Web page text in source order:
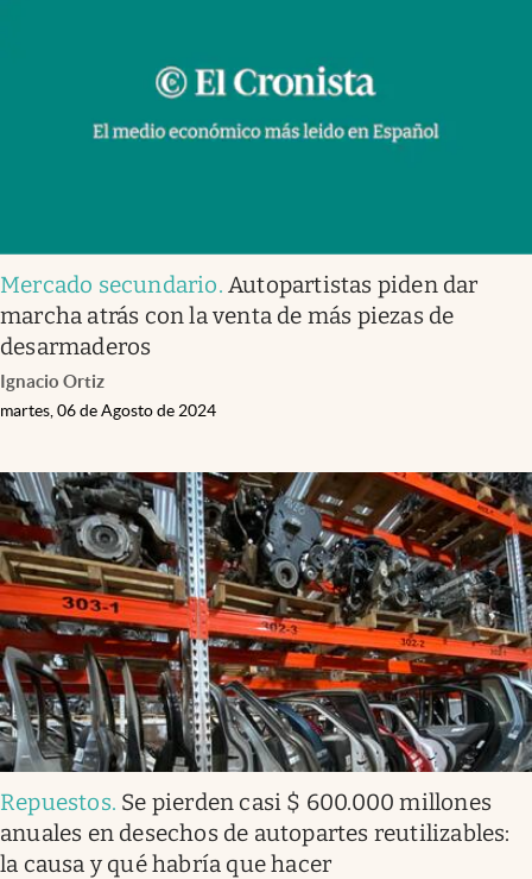
Mercado secundario. Autopartistas piden dar
marcha atrás con la venta de más piezas de
desarmaderos
Ignacio Ortiz
martes, 06 de Agosto de 2024
Repuestos. Se pierden casi $ 600.000 millones
anuales en desechos de autopartes reutilizables:
la causa y qué habría que hacer